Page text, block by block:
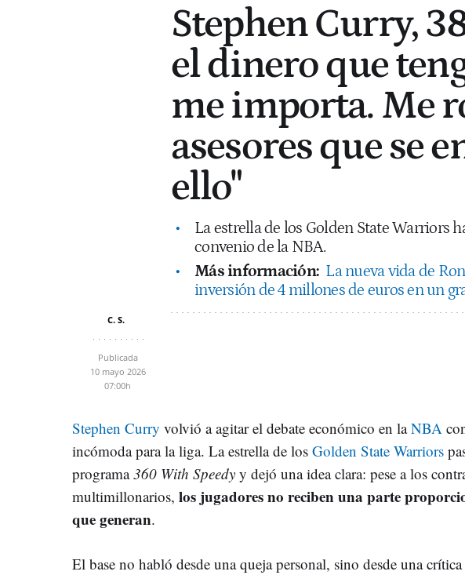
Stephen Curry,
el dinero que
me importa. Me
asesores que se
ello"
La estrella de los Golden State Warriors
convenio de la NBA.
Más información: La nueva vida de
inversión de 4 millones de euros en un
C. S.
Publicada
10 mayo 2026
07:00h
Stephen Curry volvió a agitar el debate económico en laNBA
incómoda para la liga. La estrella de los Golden State Warriors
programa360 With Speedy y dejó una idea clara: pese a los
multimillonarios, los jugadores no reciben una parte
que generan.
El base no habló desde una queja personal, sino desde una